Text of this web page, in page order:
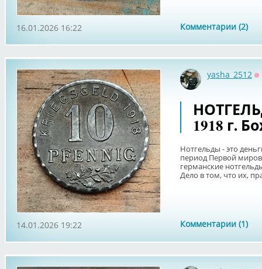
Комментарии (2)
16.01.2026 16:22
yasha_2512
1918 г.
Нотгельды - это
период Первой
германские
Дело в том, что их,
Комментарии (1)
14.01.2026 19:22